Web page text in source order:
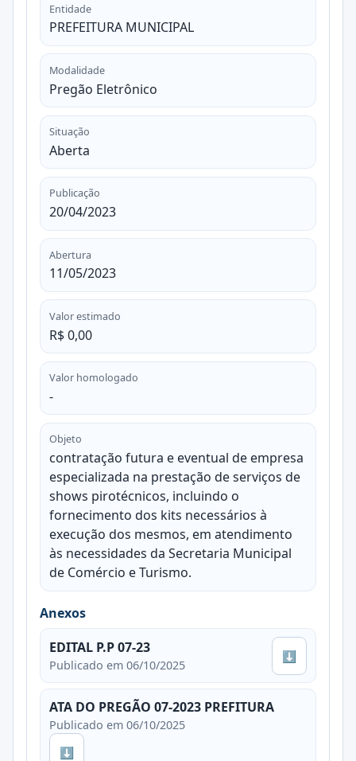
Entidade
PREFEITURA MUNICIPAL
Modalidade
Pregão Eletrônico
Situação
Aberta
Publicação
20/04/2023
Abertura
11/05/2023
Valor estimado
R$ 0,00
Valor homologado
-
Objeto
contratação futura e eventual de empresa
especializada na prestação de serviços de
shows pirotécnicos, incluindo o
fornecimento dos kits necessários à
execução dos mesmos, em atendimento
às necessidades da Secretaria Municipal
de Comércio e Turismo.
Anexos
EDITAL P.P 07-23
Publicado em 06/10/2025
⬇
ATA DO PREGÃO 07-2023 PREFITURA
Publicado em 06/10/2025
⬇